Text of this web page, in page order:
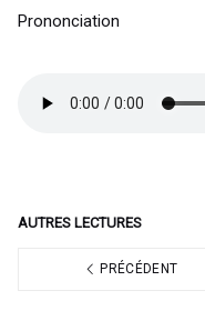
Prononciation
AUTRES LECTURES
PRÉCÉDENT